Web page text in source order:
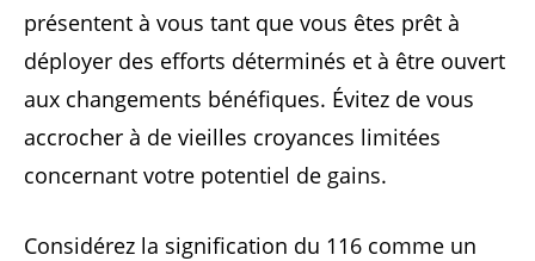
présentent à vous tant que vous êtes prêt à
déployer des efforts déterminés et à être ouvert
aux changements bénéfiques. Évitez de vous
accrocher à de vieilles croyances limitées
concernant votre potentiel de gains.
Considérez la signification du 116 comme un